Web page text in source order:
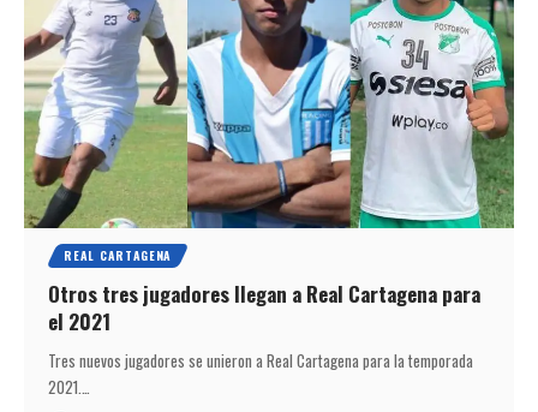
REAL CARTAGENA
Otros tres jugadores llegan a Real Cartagena para
el 2021
Tres nuevos jugadores se unieron a Real Cartagena para la temporada
2021.…